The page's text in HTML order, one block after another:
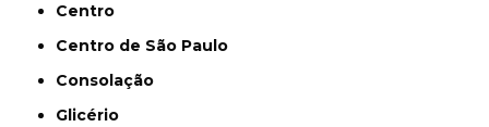
Centro
Centro de São Paulo
Consolação
Glicério